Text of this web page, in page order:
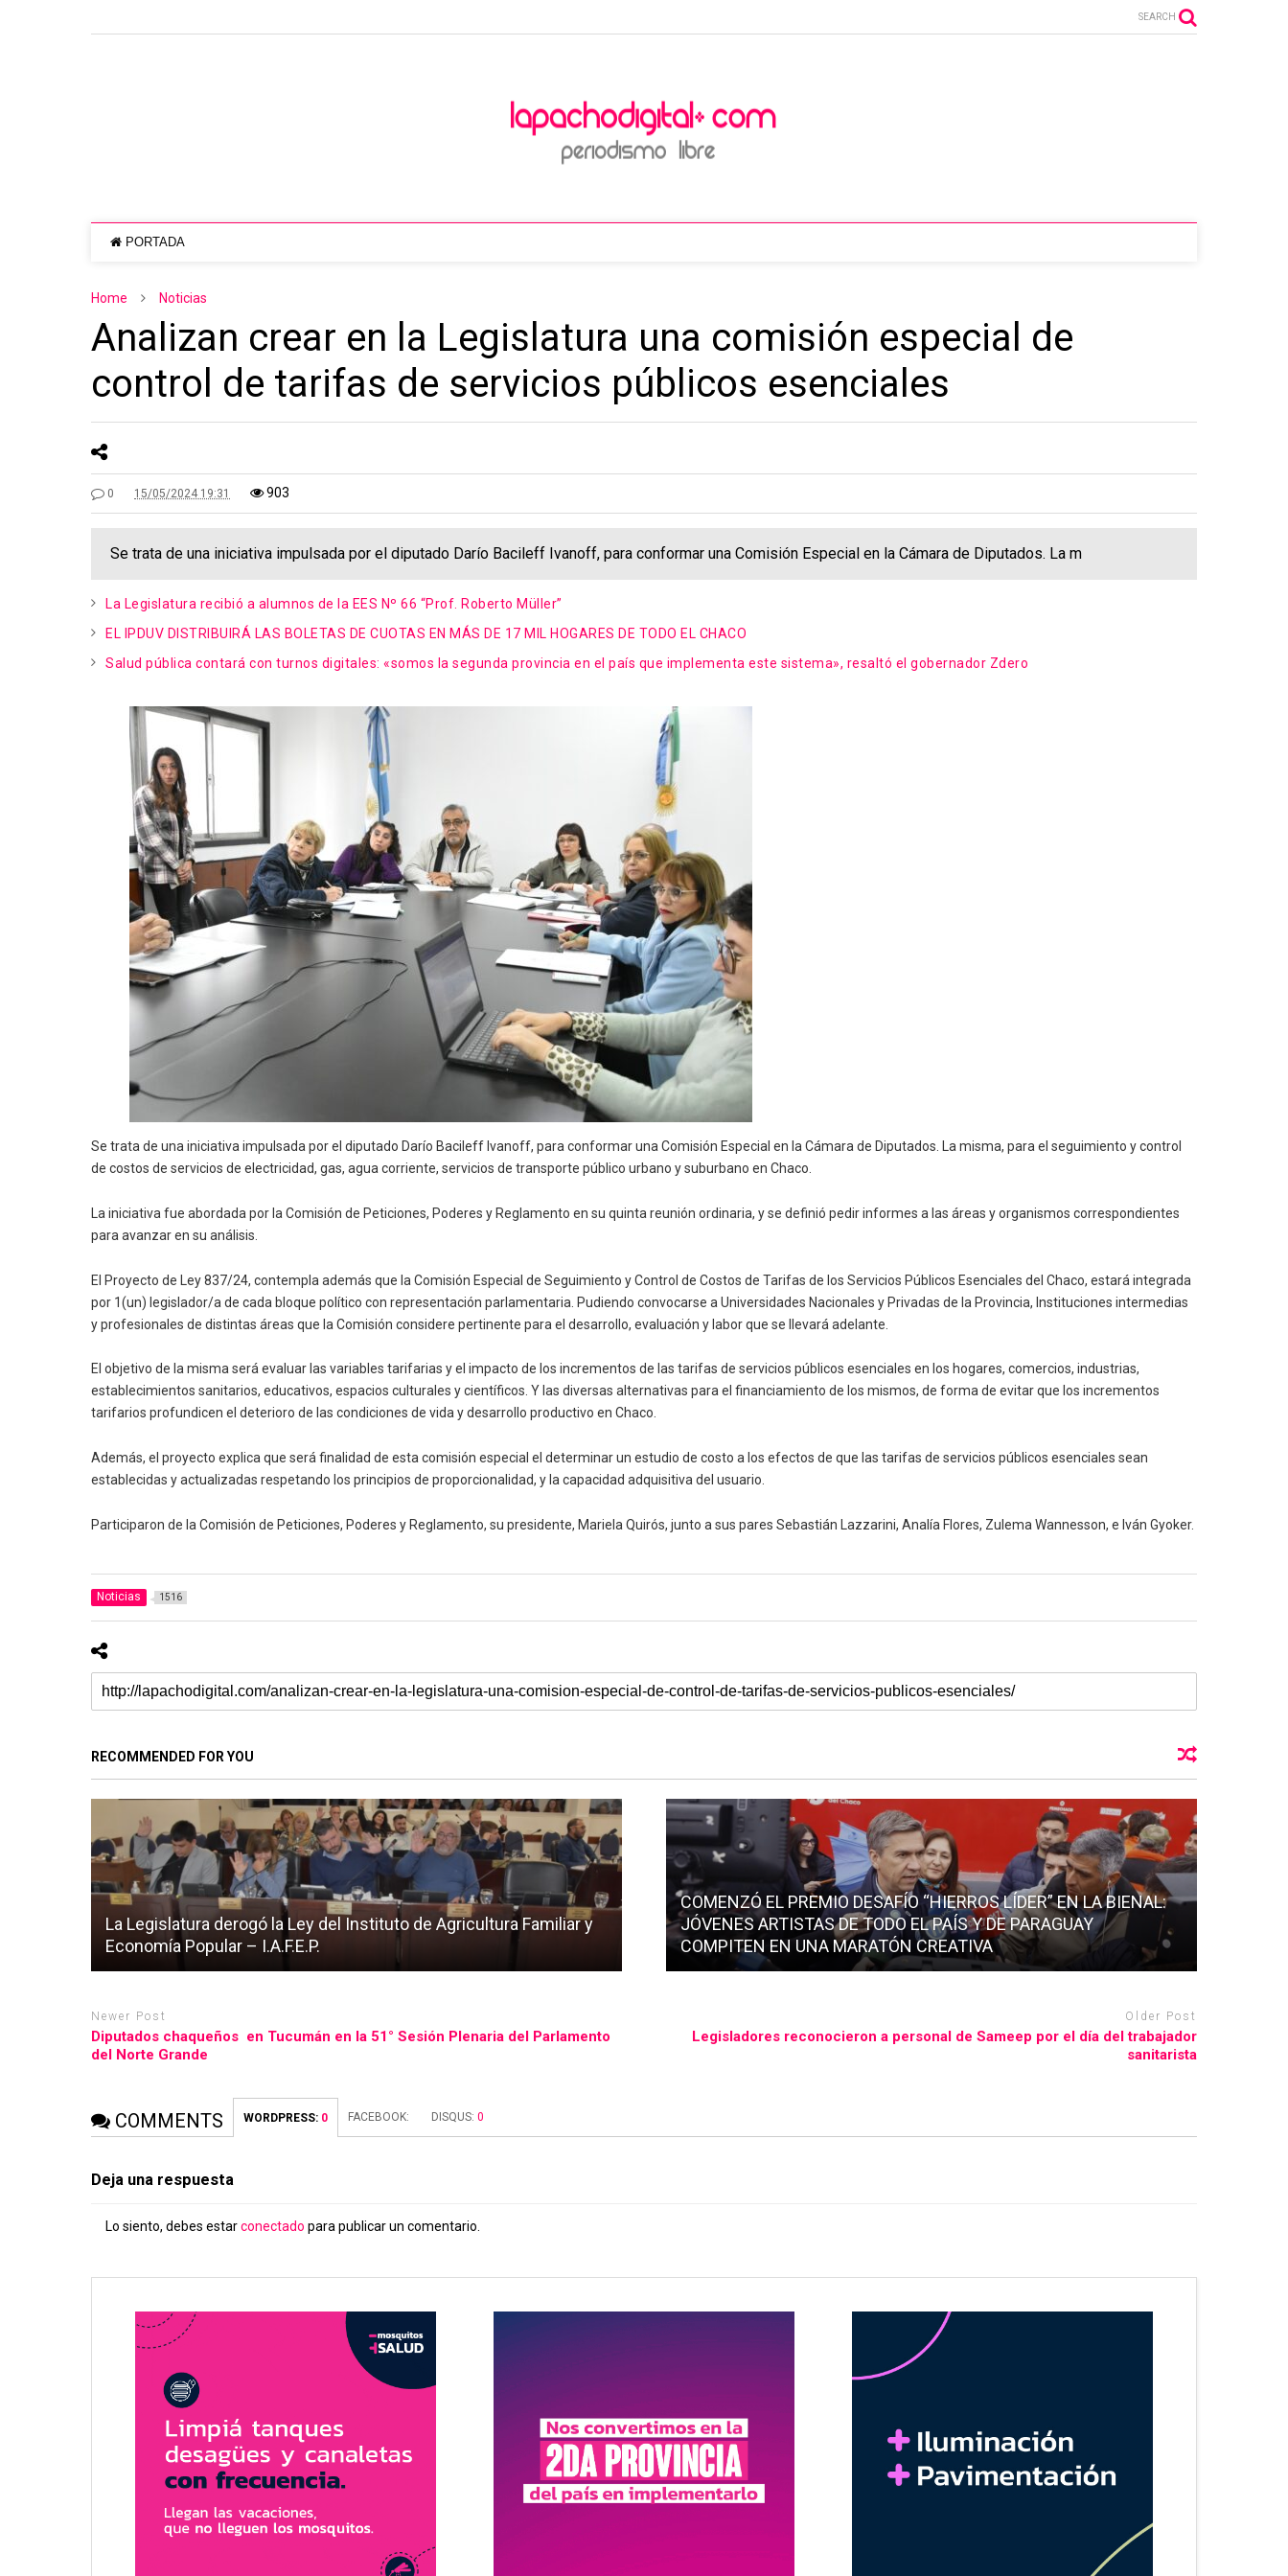
SEARCH
PORTADA
Home Noticias
Analizan crear en la Legislatura una comisión especial de
control de tarifas de servicios públicos esenciales
0 15/05/2024 19:31 903
Se trata de una iniciativa impulsada por el diputado Darío Bacileff Ivanoff, para conformar una Comisión Especial en la Cámara de Diputados. La m
La Legislatura recibió a alumnos de la EES Nº 66 “Prof. Roberto Müller”
EL IPDUV DISTRIBUIRÁ LAS BOLETAS DE CUOTAS EN MÁS DE 17 MIL HOGARES DE TODO EL CHACO
Salud pública contará con turnos digitales: «somos la segunda provincia en el país que implementa este sistema», resaltó el gobernador Zdero
Se trata de una iniciativa impulsada por el diputado Darío Bacileff Ivanoff, para conformar una Comisión Especial en la Cámara de Diputados. La misma, para el seguimiento y control
de costos de servicios de electricidad, gas, agua corriente, servicios de transporte público urbano y suburbano en Chaco.
La iniciativa fue abordada por la Comisión de Peticiones, Poderes y Reglamento en su quinta reunión ordinaria, y se definió pedir informes a las áreas y organismos correspondientes
para avanzar en su análisis.
El Proyecto de Ley 837/24, contempla además que la Comisión Especial de Seguimiento y Control de Costos de Tarifas de los Servicios Públicos Esenciales del Chaco, estará integrada
por 1(un) legislador/a de cada bloque político con representación parlamentaria. Pudiendo convocarse a Universidades Nacionales y Privadas de la Provincia, Instituciones intermedias
y profesionales de distintas áreas que la Comisión considere pertinente para el desarrollo, evaluación y labor que se llevará adelante.
El objetivo de la misma será evaluar las variables tarifarias y el impacto de los incrementos de las tarifas de servicios públicos esenciales en los hogares, comercios, industrias,
establecimientos sanitarios, educativos, espacios culturales y científicos. Y las diversas alternativas para el financiamiento de los mismos, de forma de evitar que los incrementos
tarifarios profundicen el deterioro de las condiciones de vida y desarrollo productivo en Chaco.
Además, el proyecto explica que será finalidad de esta comisión especial el determinar un estudio de costo a los efectos de que las tarifas de servicios públicos esenciales sean
establecidas y actualizadas respetando los principios de proporcionalidad, y la capacidad adquisitiva del usuario.
Participaron de la Comisión de Peticiones, Poderes y Reglamento, su presidente, Mariela Quirós, junto a sus pares Sebastián Lazzarini, Analía Flores, Zulema Wannesson, e Iván Gyoker.
Noticias 1516
RECOMMENDED FOR YOU
La Legislatura derogó la Ley del Instituto de Agricultura Familiar y
Economía Popular – I.A.F.E.P.
COMENZÓ EL PREMIO DESAFÍO “HIERROS LÍDER” EN LA BIENAL:
JÓVENES ARTISTAS DE TODO EL PAÍS Y DE PARAGUAY
COMPITEN EN UNA MARATÓN CREATIVA
Newer Post
Diputados chaqueños en Tucumán en la 51° Sesión Plenaria del Parlamento
del Norte Grande
Older Post
Legisladores reconocieron a personal de Sameep por el día del trabajador
sanitarista
COMMENTS WORDPRESS: 0 FACEBOOK: DISQUS:0
Deja una respuesta
Lo siento, debes estarconectado para publicar un comentario.